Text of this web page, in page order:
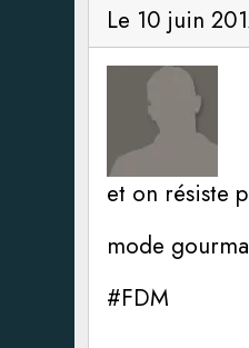
Le 10 juin
et on résiste
mode
#FDM